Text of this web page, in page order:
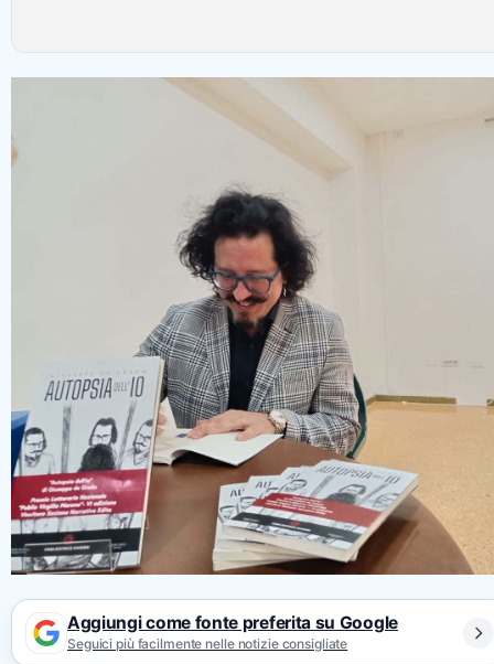
Aggiungi come fonte preferita su Google
Seguici più facilmente nelle notizie consigliate